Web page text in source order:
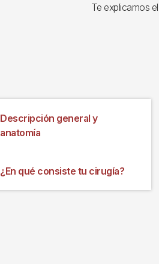
Te explicamos
Descripción general y
anatomía
¿En qué consiste tu cirugía?